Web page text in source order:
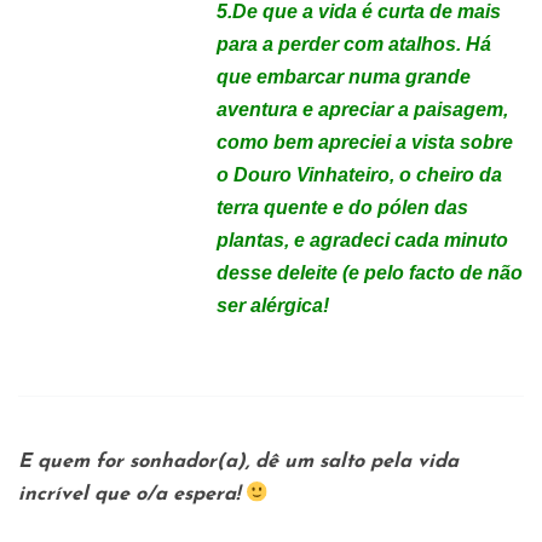
5.De que a vida é curta de mais
para a perder com atalhos. Há
que embarcar numa grande
aventura e apreciar a paisagem,
como bem apreciei a vista sobre
o Douro Vinhateiro, o cheiro da
terra quente e do pólen das
plantas, e agradeci cada minuto
desse deleite (e pelo facto de não
ser alérgica!
E quem for sonhador(a), dê um salto pela vida
incrível que o/a espera!